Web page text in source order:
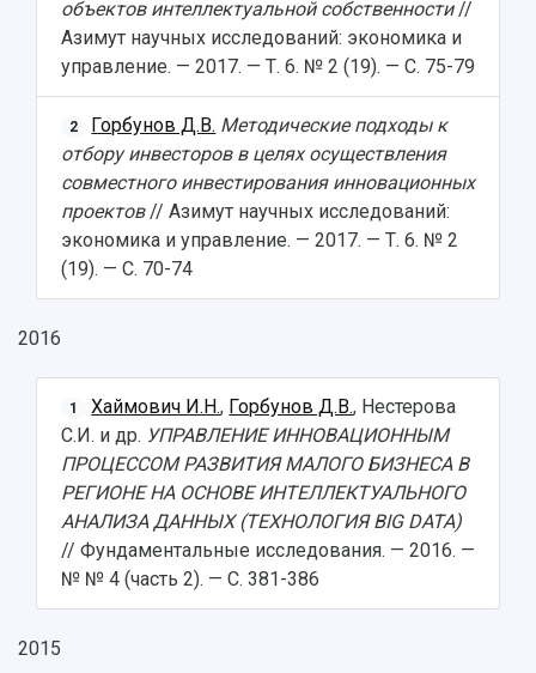
Институт искусственного интеллекта
Инжиниринговый центр
Аграрный карбоновый полигон
Архив
Фирменный стиль
Устойчивое развитие
Кампус
Учебный аэродром
Центр истории авиационных двигателей
Ботанический сад
Умный дом бабочек
Международный межвузовский кампус
Сведения об образовательной организации
Официальные документы
Скидки на обучение
Подготовительные курсы
Библиотека
Видеолекции
Противодействие COVID-19
Результаты научно-исследовательской
деятельности
Научно-технические разработки
Конкурсы научных проектов и грантов
Областной конкурс "Молодой учёный"
Отчеты о научно-исследовательской
деятельности
Журналы Самарского университета
Научные конференции
Патенты
Публикации и издания
объектов интеллектуальной собственности//
Азимут научных исследований: экономика и
управление. — 2017. — Т. 6. № 2 (19). — С. 75-79
2 Горбунов Д.В. Методические подходы к
отбору инвесторов в целях осуществления
совместного инвестирования инновационных
проектов// Азимут научных исследований:
экономика и управление. — 2017. — Т. 6. № 2
(19). — С. 70-74
2016
1 Хаймович И.Н., Горбунов Д.В., Нестерова
С.И. и др. УПРАВЛЕНИЕ ИННОВАЦИОННЫМ
ПРОЦЕССОМ РАЗВИТИЯ МАЛОГО БИЗНЕСА В
РЕГИОНЕ НА ОСНОВЕ ИНТЕЛЛЕКТУАЛЬНОГО
АНАЛИЗА ДАННЫХ (ТЕХНОЛОГИЯ BIG DATA)
// Фундаментальные исследования. — 2016. —
№ № 4 (часть 2). — С. 381-386
2015